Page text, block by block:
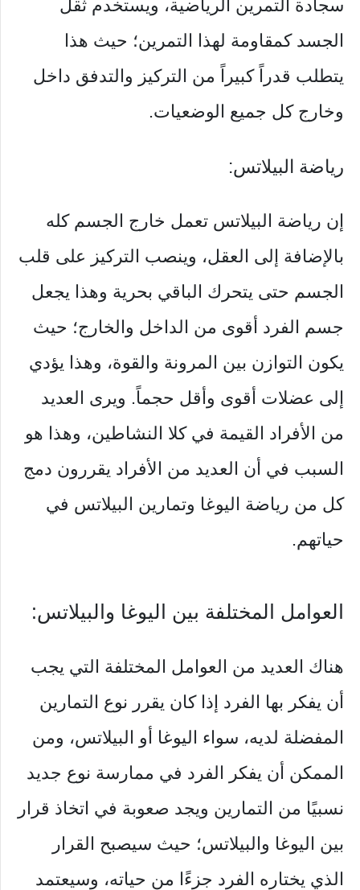
سجادة التمرين الرياضية، ويستخدم ثقل
الجسد كمقاومة لهذا التمرين؛ حيث هذا
يتطلب قدراً كبيراً من التركيز والتدفق داخل
وخارج كل جميع الوضعيات.
رياضة البيلاتس:
إن رياضة البيلاتس تعمل خارج الجسم كله
بالإضافة إلى العقل، وينصب التركيز على قلب
الجسم حتى يتحرك الباقي بحرية وهذا يجعل
جسم الفرد أقوى من الداخل والخارج؛ حيث
يكون التوازن بين المرونة والقوة، وهذا يؤدي
إلى عضلات أقوى وأقل حجماً. ويرى العديد
من الأفراد القيمة في كلا النشاطين، وهذا هو
السبب في أن العديد من الأفراد يقررون دمج
كل من رياضة اليوغا وتمارين البيلاتس في
حياتهم.
العوامل المختلفة بين اليوغا والبيلاتس:
هناك العديد من العوامل المختلفة التي يجب
أن يفكر بها الفرد إذا كان يقرر نوع التمارين
المفضلة لديه، سواء اليوغا أو البيلاتس، ومن
الممكن أن يفكر الفرد في ممارسة نوع جديد
نسبيًا من التمارين ويجد صعوبة في اتخاذ قرار
بين اليوغا والبيلاتس؛ حيث سيصبح القرار
الذي يختاره الفرد جزءًا من حياته، وسيعتمد